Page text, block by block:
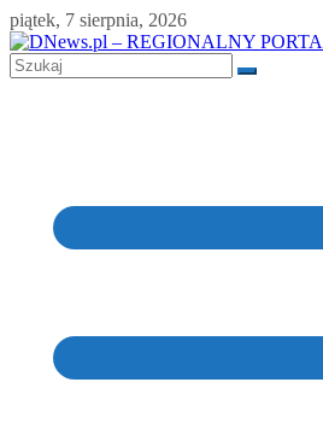
Skip
to
content
piątek, 7 sierpnia, 2026